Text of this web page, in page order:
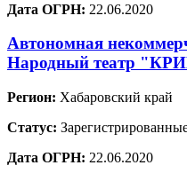
Дата ОГРН: 22.06.2020
Автономная
Народный театр
Регион: Хабаровский край
Статус:
Дата ОГРН: 22.06.2020